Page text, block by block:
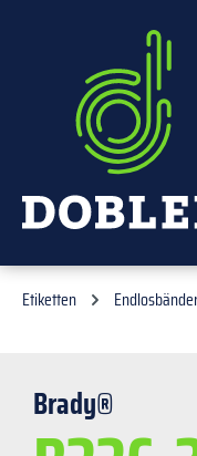
Zur
Etiketten Endlosbänder
Brady®